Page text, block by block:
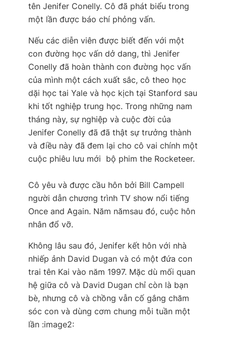
tên Jenifer Conelly. Cô đã phát biểu trong
một lần được báo chí phỏng vấn.
Nếu các diễn viên được biết đến với một
con đường học vấn dở dang, thì Jenifer
Conelly đã hoàn thành con đường học vấn
của mình một cách xuất sắc, cô theo học
dặi học tai Yale và học kịch tại Stanford sau
khi tốt nghiệp trung học. Trong những nam
tháng này, sự nghiệp và cuộc đời của
Jenifer Conelly đã đã thật sự trưởng thành
và điều này đã đem lại cho cô vai chính một
cuộc phiêu lưu mới  bộ phim the Rocketeer.
Cô yêu và được cầu hôn bởi Bill Campell
người dẫn chương trình TV show nổi tiếng 
Once and Again. Năm nămsau đó, cuộc hôn
nhân đổ vỡ.
Không lâu sau đó, Jenifer kết hôn với nhà
nhiếp ảnh David Dugan và có một đứa con
trai tên Kai vào năm 1997. Mặc dù mối quan
hệ giữa cô và David Dugan chỉ còn là bạn
bè, nhưng cô và chồng vẫn cố gắng chăm
sóc con và dùng cơm chung mỗi tuần một
lần :image2: